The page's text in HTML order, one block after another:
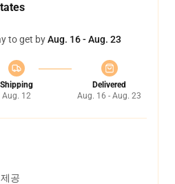
to get byAug. 16 - Aug. 23
Shipping
Aug. 12
Delivered
Aug. 16 - Aug. 23
공